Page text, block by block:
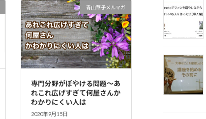
青山華子メルマガ
専門分野がぼやける問題～あ
れこれ広げすぎて何屋さんか
わかりにくい人は
2020年9月15日